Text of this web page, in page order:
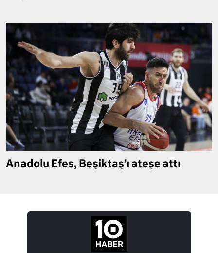
Anadolu Efes, Beşiktaş’ı ateşe attı